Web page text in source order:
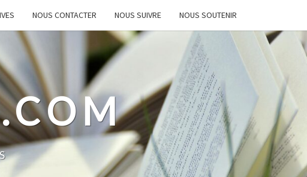
NOUS CONTACTER NOUS SUIVRE NOUS SOUTENIR